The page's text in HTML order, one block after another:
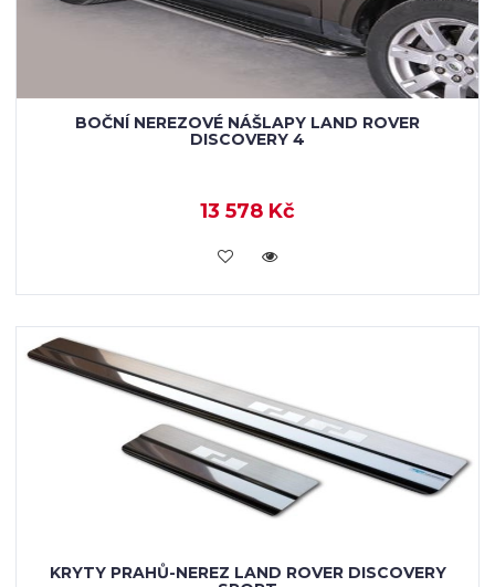
BOČNÍ NEREZOVÉ NÁŠLAPY LAND ROVER
DISCOVERY 4
13 578 Kč
KOUPIT
KRYTY PRAHŮ-NEREZ LAND ROVER DISCOVERY